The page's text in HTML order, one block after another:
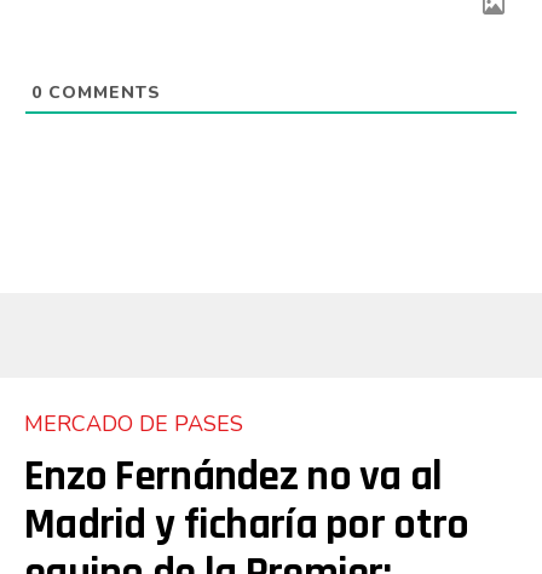
0 COMMENTS
MERCADO DE PASES
Enzo Fernández no va al
Madrid y ficharía por otro